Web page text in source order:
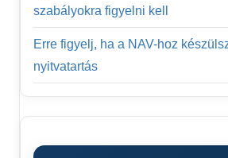
szabályokra figyelni kell
Erre figyelj, ha a NAV-hoz
nyitvatartás